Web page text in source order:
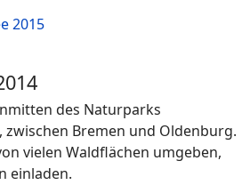
2015
des Naturparks
zwischen Bremen und Oldenburg.
vielen Waldflächen umgeben,
einladen.